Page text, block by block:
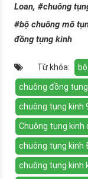
Loan, #chuông
#bộ chuông mõ
đồng tụng kinh
Từ khóa:
chuông đồng
chuông tụng kinh
Chuông tụng kinh
chuông tụng kinh
chuông tụng kinh